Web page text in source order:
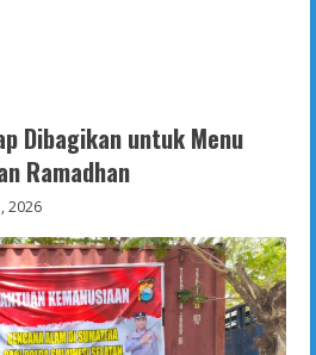
Dibagikan untuk Menu
Ramadhan
2026